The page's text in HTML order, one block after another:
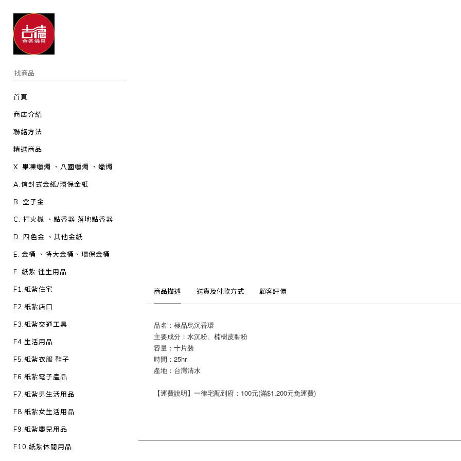
首頁
商店介紹
聯絡方法
精選商品
X. 果凍蠟燭 、八國蠟燭 、蠟燭
A.信封式金紙/環保金紙
B. 盒子金
C. 打火機 、點香器 落地點香器
D. 四色金 、其他金紙
E. 金桶 、特大金桶、環保金桶
F. 紙紮 往生用品
F1.紙紮住宅
F2.紙紮店口
F3.紙紮交通工具
F4.生活用品
F5.紙紮衣服 鞋子
F6.紙紮電子產品
F7.紙紮男生活用品
F8.紙紮女生活用品
F9.紙紮嬰兒用品
F10.紙紮休閒用品
商品描述 送貨及付款方式 顧客評價
品名：極品烏沉香環
主要成分：水沉粉、楠樹皮黏粉
容量：十片裝
時間：25hr
產地：台灣清水
【運費說明】一律宅配到府：100元(滿$1,200元免運費)